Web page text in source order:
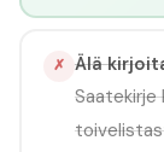
✗ Älä
Saatekirje